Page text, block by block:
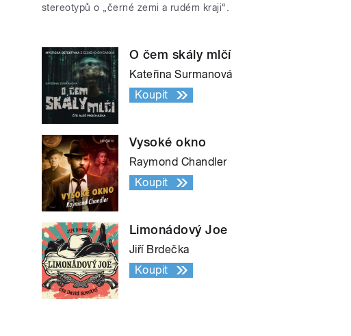
stereotypů o „černé zemi a rudém kraji“.
O čem skály mlčí
Kateřina Surmanová
Koupit
Vysoké okno
Raymond Chandler
Koupit
Limonádový Joe
Jiří Brdečka
Koupit